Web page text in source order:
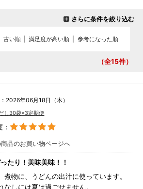
さらに条件を絞り込む
古い順 満足度が高い順 参考になった順
（全15件）
2026年06月18日（木）
し30袋×3定期便
：
商品のお買い物ページへ
たり！美味美味！！
煮物に、うどんの出汁に使っています。
なしには夏は過ごせません。